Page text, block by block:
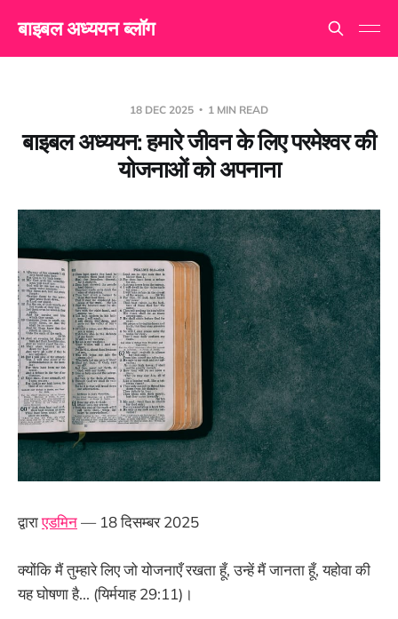
बाइबल अध्ययन ब्लॉग
18 DEC 2025 1 MIN READ
बाइबल अध्ययन: हमारे जीवन के लिए परमेश्वर की
योजनाओं को अपनाना
द्वाराएडमिन— 18 दिसम्बर 2025
क्योंकि मैं तुम्हारे लिए जो योजनाएँ रखता हूँ, उन्हें मैं जानता हूँ, यहोवा की
यह घोषणा है... (यिर्मयाह 29:11)।